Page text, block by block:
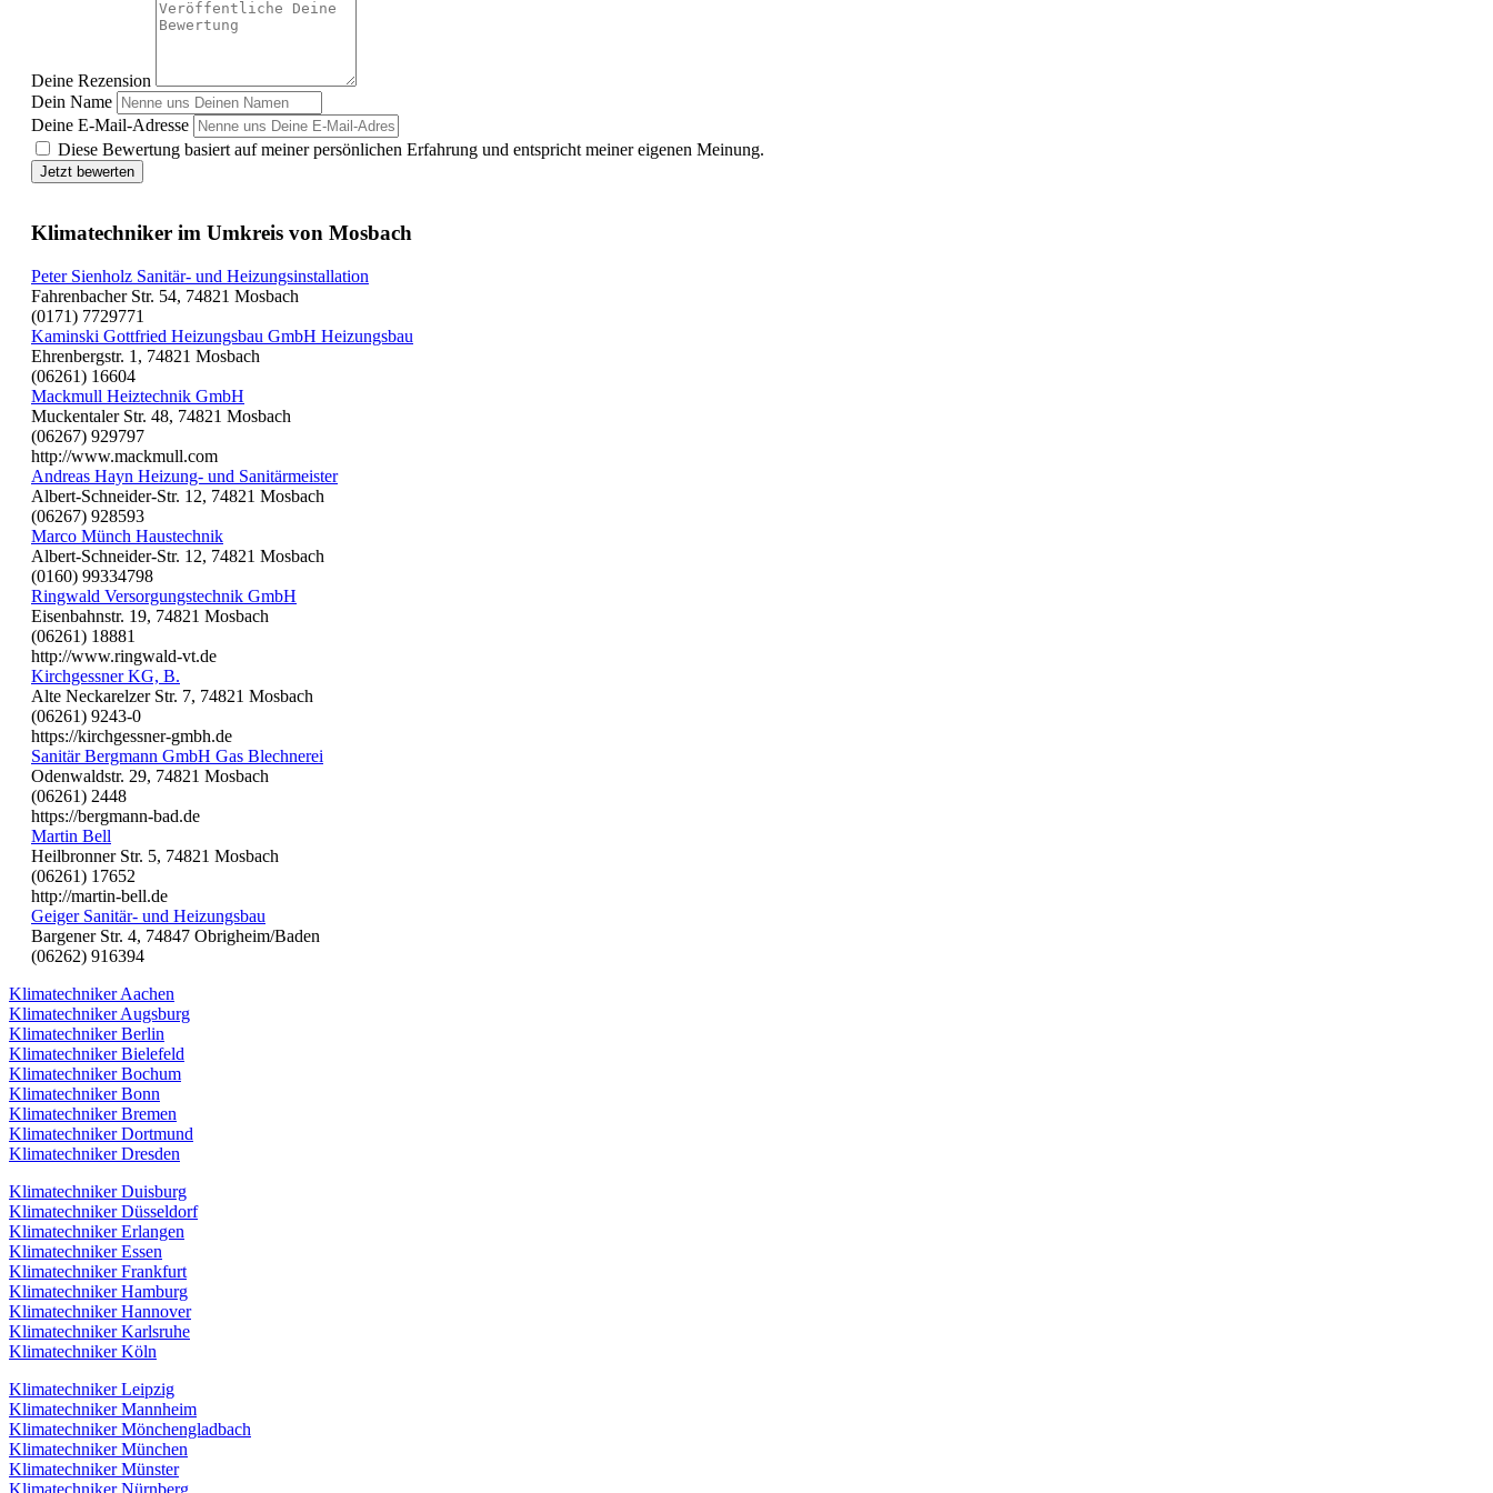
Deine Rezension
Dein Name
Deine E-Mail-Adresse
Diese Bewertung basiert auf meiner persönlichen Erfahrung und entspricht meiner eigenen Meinung.
Jetzt bewerten
Klimatechniker im Umkreis von Mosbach
Peter Sienholz Sanitär- und Heizungsinstallation
Fahrenbacher Str. 54, 74821 Mosbach
(0171) 7729771
Kaminski Gottfried Heizungsbau GmbH Heizungsbau
Ehrenbergstr. 1, 74821 Mosbach
(06261) 16604
Mackmull Heiztechnik GmbH
Muckentaler Str. 48, 74821 Mosbach
(06267) 929797
http://www.mackmull.com
Andreas Hayn Heizung- und Sanitärmeister
Albert-Schneider-Str. 12, 74821 Mosbach
(06267) 928593
Marco Münch Haustechnik
Albert-Schneider-Str. 12, 74821 Mosbach
(0160) 99334798
Ringwald Versorgungstechnik GmbH
Eisenbahnstr. 19, 74821 Mosbach
(06261) 18881
http://www.ringwald-vt.de
Kirchgessner KG, B.
Alte Neckarelzer Str. 7, 74821 Mosbach
(06261) 9243-0
https://kirchgessner-gmbh.de
Sanitär Bergmann GmbH Gas Blechnerei
Odenwaldstr. 29, 74821 Mosbach
(06261) 2448
https://bergmann-bad.de
Martin Bell
Heilbronner Str. 5, 74821 Mosbach
(06261) 17652
http://martin-bell.de
Geiger Sanitär- und Heizungsbau
Bargener Str. 4, 74847 Obrigheim/Baden
(06262) 916394
Klimatechniker Aachen
Klimatechniker Augsburg
Klimatechniker Berlin
Klimatechniker Bielefeld
Klimatechniker Bochum
Klimatechniker Bonn
Klimatechniker Bremen
Klimatechniker Dortmund
Klimatechniker Dresden
Klimatechniker Duisburg
Klimatechniker Düsseldorf
Klimatechniker Erlangen
Klimatechniker Essen
Klimatechniker Frankfurt
Klimatechniker Hamburg
Klimatechniker Hannover
Klimatechniker Karlsruhe
Klimatechniker Köln
Klimatechniker Leipzig
Klimatechniker Mannheim
Klimatechniker Mönchengladbach
Klimatechniker München
Klimatechniker Münster
Klimatechniker Nürnberg